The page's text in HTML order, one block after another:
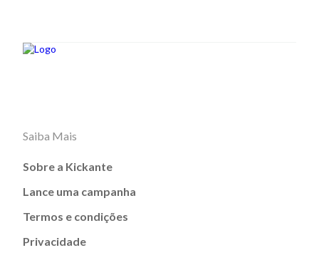
Saiba Mais
Sobre a Kickante
Lance uma campanha
Termos e condições
Privacidade